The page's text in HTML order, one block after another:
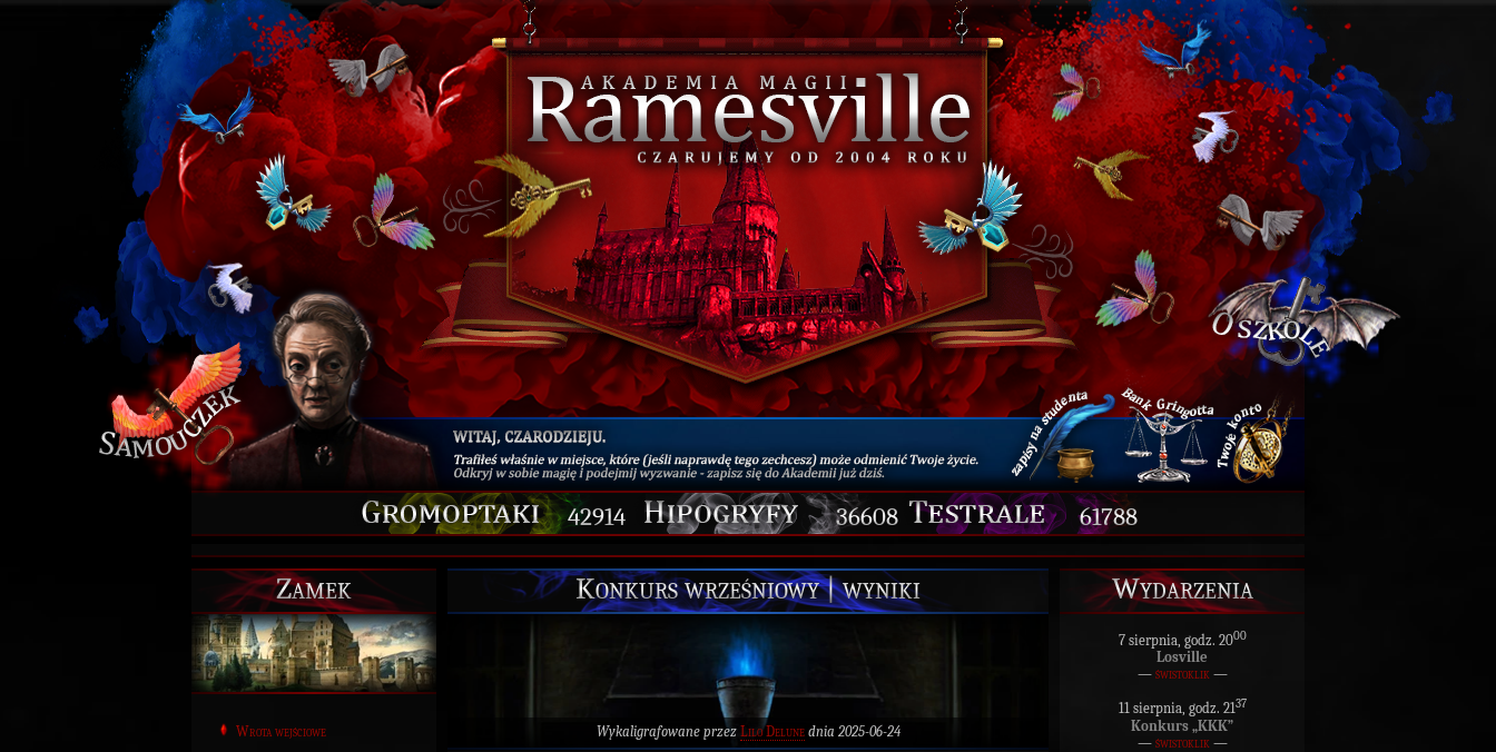
42914 36608 61788
Zamek
Wrota wejściowe
Konkurs wrześniowy | wyniki
Wykaligrafowane przez Lilo Delunednia 2025-06-24
Wydarzenia
7 sierpnia, godz. 2000
Losville
— świstoklik—
11 sierpnia, godz. 2137
Konkurs „KKK”
— świstoklik —